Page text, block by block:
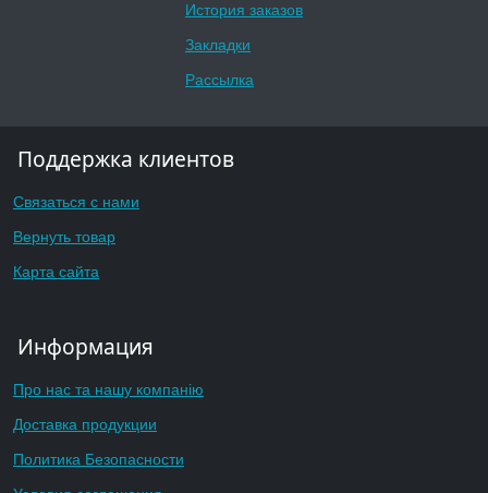
История заказов
Закладки
Рассылка
Поддержка клиентов
Связаться с нами
Вернуть товар
Карта сайта
Информация
Про нас та нашу компанію
Доставка продукции
Политика Безопасности